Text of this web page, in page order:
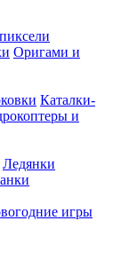
Оригами и
Каталки-
и
Ледянки
игры